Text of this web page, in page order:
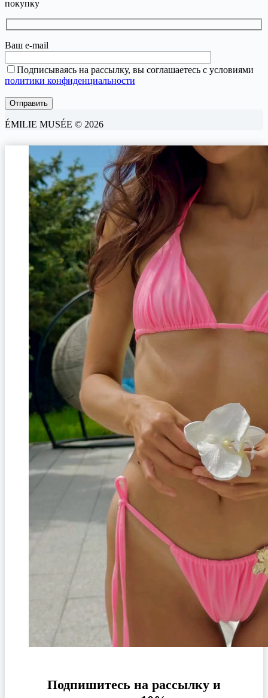
покупку
Ваш e-mail
Подписываясь на рассылку, вы соглашаетесь с условиями
политики конфиденциальности
ÉMILIE MUSÉE © 2026
Подпишитесь на рассылку и